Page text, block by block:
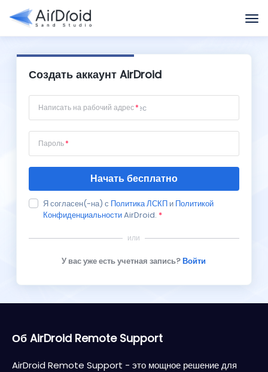
Создать аккаунт AirDroid
Написать на рабочий адрес
Пароль
Начать бесплатно
Я согласен(-на) с Политика ЛСКПи Политикой
КонфиденциальностиAirDroid. *
или
У вас уже есть учетная запись?Войти
Об AirDroid Remote Support
AirDroid Remote Support - это мощное решение для